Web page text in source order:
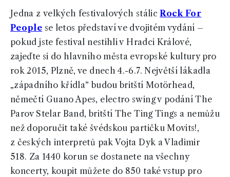
Jedna z velkých festivalových stálicRock For
People se letos představí ve dvojitém vydání –
pokud jste festival nestihli v Hradci Králové,
zajeďte si do hlavního města evropské kultury pro
rok 2015, Plzně, ve dnech 4.-6.7. Největší lákadla
„západního křídla“ budou britští Motörhead,
němečtí Guano Apes, electro swing v podání The
Parov Stelar Band, britští The Ting Tings a nemůžu
než doporučit také švédskou partičku Movits!,
z českých interpretů pak Vojta Dyk a Vladimir
518. Za 1440 korun se dostanete na všechny
koncerty, koupit můžete do 850 také vstup pro